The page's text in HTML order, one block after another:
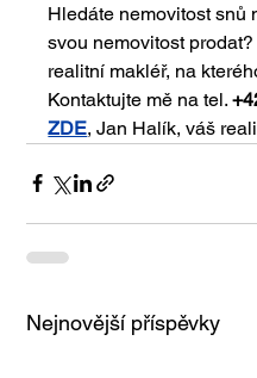
Hledáte nemovitost snů
svou nemovitost
realitní makléř, na
Kontaktujte mě na tel.
ZDE, Jan Halík, váš
Nejnovější příspěvky